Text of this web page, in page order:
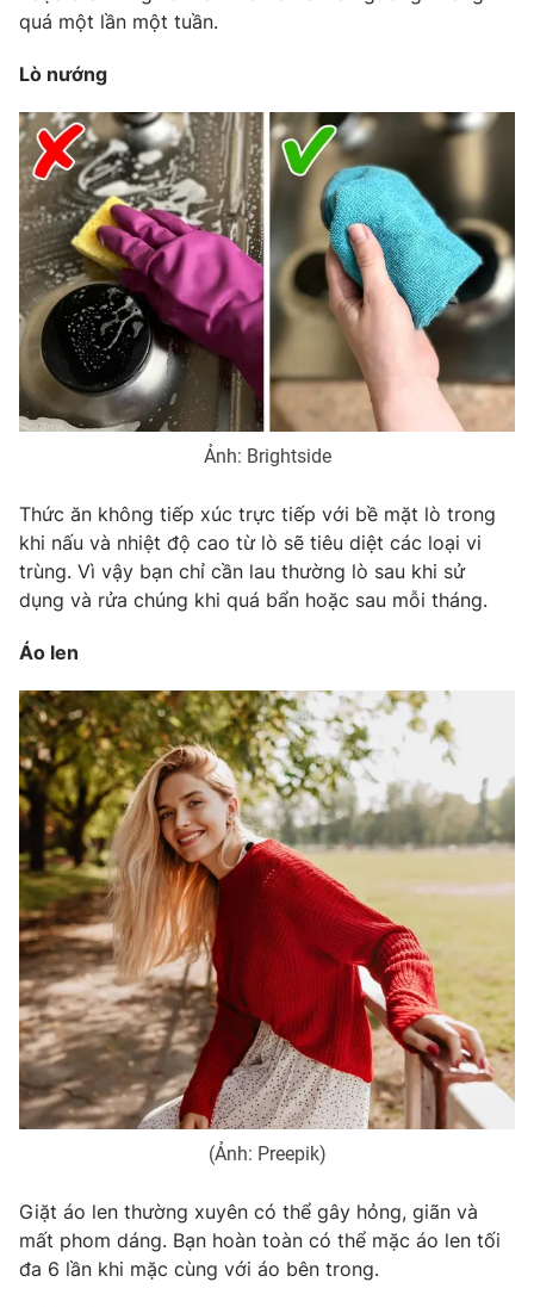
quá một lần một tuần.
Lò nướng
Ảnh: Brightside
Thức ăn không tiếp xúc trực tiếp với bề mặt lò trong
khi nấu và nhiệt độ cao từ lò sẽ tiêu diệt các loại vi
trùng. Vì vậy bạn chỉ cần lau thường lò sau khi sử
dụng và rửa chúng khi quá bẩn hoặc sau mỗi tháng.
Áo len
(Ảnh: Preepik)
Giặt áo len thường xuyên có thể gây hỏng, giãn và
mất phom dáng. Bạn hoàn toàn có thể mặc áo len tối
đa 6 lần khi mặc cùng với áo bên trong.